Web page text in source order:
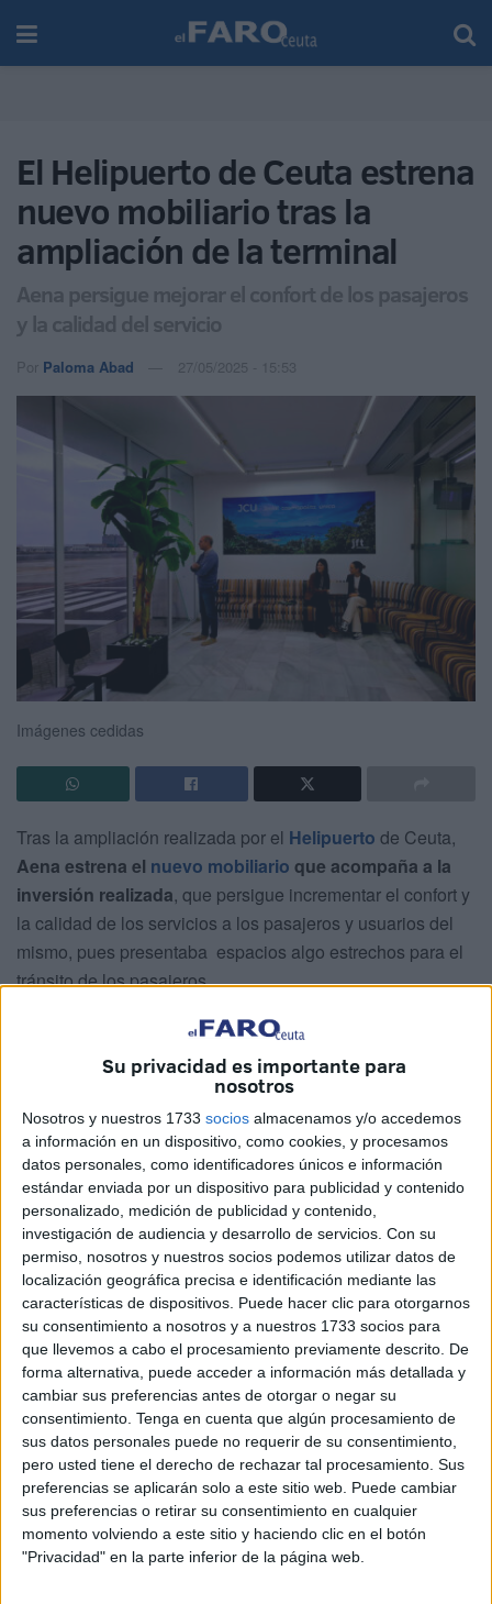
Su privacidad es importante para
nosotros
Nosotros y nuestros 1733 socios almacenamos y/o accedemos
a información en un dispositivo, como cookies, y procesamos
datos personales, como identificadores únicos e información
estándar enviada por un dispositivo para publicidad y contenido
personalizado, medición de publicidad y contenido,
investigación de audiencia y desarrollo de servicios. Con su
permiso, nosotros y nuestros socios podemos utilizar datos de
localización geográfica precisa e identificación mediante las
características de dispositivos. Puede hacer clic para otorgarnos
su consentimiento a nosotros y a nuestros 1733 socios para
que llevemos a cabo el procesamiento previamente descrito. De
forma alternativa, puede acceder a información más detallada y
cambiar sus preferencias antes de otorgar o negar su
consentimiento. Tenga en cuenta que algún procesamiento de
sus datos personales puede no requerir de su consentimiento,
pero usted tiene el derecho de rechazar tal procesamiento. Sus
preferencias se aplicarán solo a este sitio web. Puede cambiar
sus preferencias o retirar su consentimiento en cualquier
momento volviendo a este sitio y haciendo clic en el botón
"Privacidad" en la parte inferior de la página web.
El Helipuerto de Ceuta estrena
nuevo mobiliario tras la
ampliación de la terminal
Aena persigue mejorar el confort de los pasajeros
y la calidad del servicio
Por Paloma Abad 27/05/2025 - 15:53
Imágenes cedidas
Tras la ampliación realizada por el Helipuerto de Ceuta,
Aena estrena el nuevo mobiliario que acompaña a la
inversión realizada, que persigue incrementar el confort y
la calidad de los servicios a los pasajeros y usuarios del
mismo, pues presentaba espacios algo estrechos para el
tránsito de los pasajeros.
realizó una serie de obras demodernización en la
instalación aeroportuaria, clave para los ceutíes, que han
permitido incrementar de forma significativa el espacio
destinado a la sala de embarque así como del área de
llegadas y recogida de equipajes.
A fin de equipar la zona remozada del terminal, se ha
optado por una solución ecológica. Con un importe
previsto de casi 75.000 euros en su licitación,los
elementos por los que se ha optado se basan en una
estética ecológica y moderna, adecuada para el nuevo
aspecto de la remodelada terminal, donde la madera y las
plantas ocupan una superficie de impacto visual
Aenaha invertido casi 300.000 euros en esta obra
remodelación que amplía la zona de embarque así como
el área de llegadas y recogida de equipajes, que quedarán
separadas física y visualmente, diferenciando ambas
estancias.